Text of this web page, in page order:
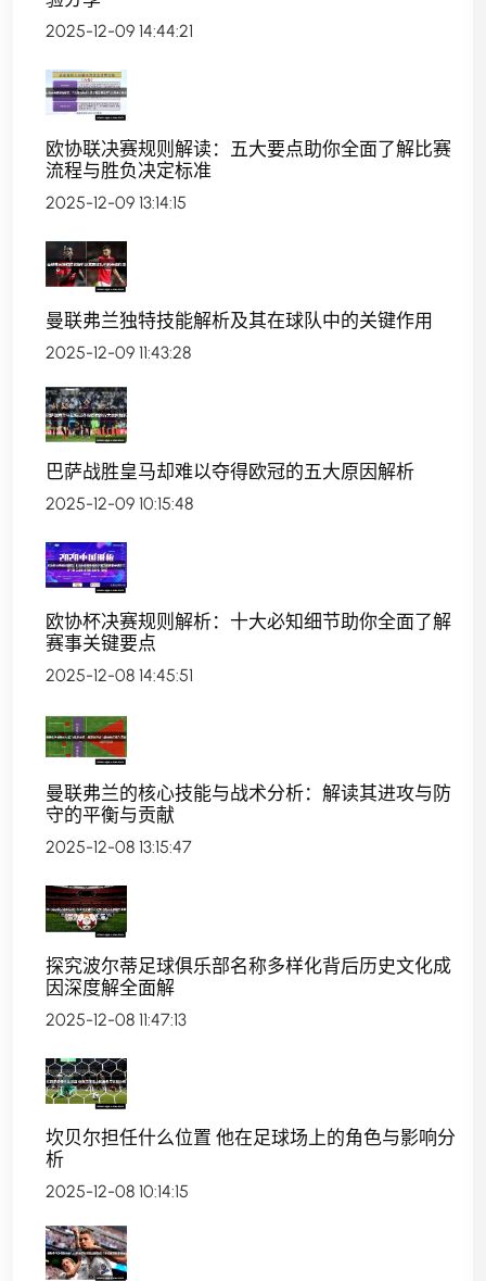
2025-12-09 14:44:21
欧协联决赛规则解读：五大要点助你全面了解比赛
流程与胜负决定标准
2025-12-09 13:14:15
曼联弗兰独特技能解析及其在球队中的关键作用
2025-12-09 11:43:28
巴萨战胜皇马却难以夺得欧冠的五大原因解析
2025-12-09 10:15:48
欧协杯决赛规则解析：十大必知细节助你全面了解
赛事关键要点
2025-12-08 14:45:51
曼联弗兰的核心技能与战术分析：解读其进攻与防
守的平衡与贡献
2025-12-08 13:15:47
探究波尔蒂足球俱乐部名称多样化背后历史文化成
因深度解全面解
2025-12-08 11:47:13
坎贝尔担任什么位置 他在足球场上的角色与影响分
析
2025-12-08 10:14:15